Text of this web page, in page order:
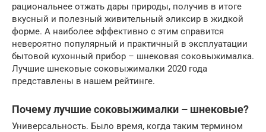
рациональнее отжать дары природы, получив в итоге
вкусный и полезный живительный эликсир в жидкой
форме. А наиболее эффективно с этим справится
невероятно популярный и практичный в эксплуатации
бытовой кухонный прибор – шнековая соковыжималка.
Лучшие шнековые соковыжималки 2020 года
представлены в нашем рейтинге.
Почему лучшие соковыжималки – шнековые?
Универсальность. Было время, когда таким термином